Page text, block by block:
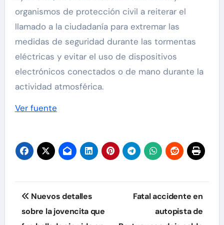
organismos de protección civil a reiterar el
llamado a la ciudadanía para extremar las
medidas de seguridad durante las tormentas
eléctricas y evitar el uso de dispositivos
electrónicos conectados o de mano durante la
actividad atmosférica.
Ver fuente
Navegación
de
Nuevos detalles
sobre la jovencita que
Fatal accidente en
autopista de